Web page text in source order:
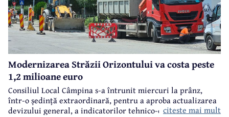
Modernizarea Străzii Orizontului va costa peste
1,2 milioane euro
Consiliul Local Câmpina s-a întrunit miercuri la prânz,
într-o ședință extraordinară, pentru a aproba actualizarea
devizului general, a indicatorilor tehnico-economici și a
citeste mai mult